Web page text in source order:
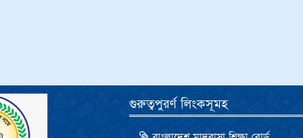
গুরুত্বপুরর্ণ লিংকসূমহ